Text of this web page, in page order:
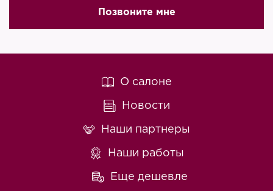
Позвоните мне
О салоне
Новости
Наши партнеры
Наши работы
Еще дешевле